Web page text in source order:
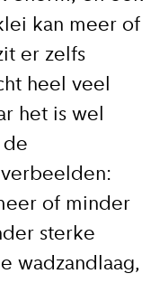
kan meer of
er zelfs
heel veel
het is wel
de
of minder
sterke
wadzandlaag,